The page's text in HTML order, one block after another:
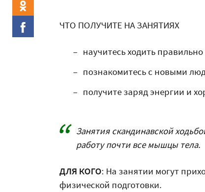
ЧТО ПОЛУЧИТЕ НА ЗАНЯТИЯХ
научитесь ходить
познакомитесь с новыми
получите заряд энергии и
Занятия скандинавской
работу почти все мышцы тела.
ДЛЯ КОГО: На занятии могут
физической подготовки.